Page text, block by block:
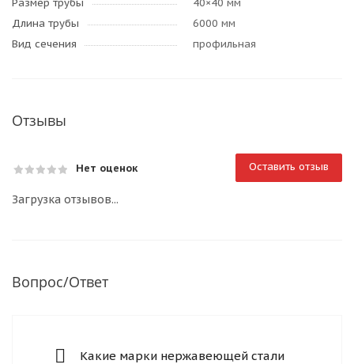
Размер трубы
40×40 мм
Длина трубы
6000 мм
Вид сечения
профильная
Отзывы
Нет оценок Оставить отзыв
Загрузка отзывов...
Вопрос/Ответ
Какие марки нержавеющей стали